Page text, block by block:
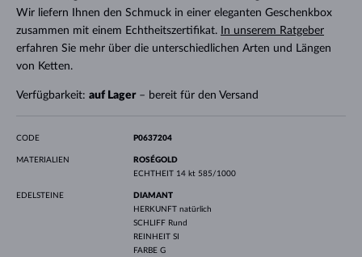
Wir liefern Ihnen den Schmuck in einer eleganten Geschenkbox
zusammen mit einem Echtheitszertifikat.
In unserem Ratgeber
erfahren Sie mehr über die unterschiedlichen Arten und Längen
von Ketten.
Verfügbarkeit: auf Lager– bereit für den Versand
CODE P0637204
MATERIALIEN
ROSÉGOLD
ECHTHEIT 14 kt 585/1000
EDELSTEINE
DIAMANT
HERKUNFT natürlich
SCHLIFF Rund
REINHEIT SI
FARBE G